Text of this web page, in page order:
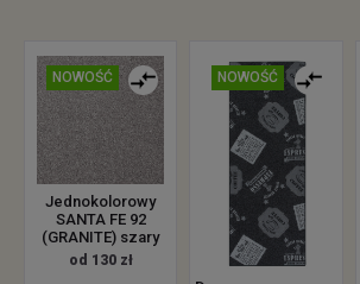
NOWOŚĆ
Jednokolorowy
SANTA FE 92
(GRANITE) szary
od 130 zł
NOWOŚĆ